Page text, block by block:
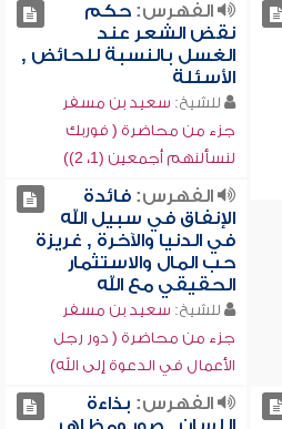
الفهرس:حكم
نقض الشعر عند
الغسل بالنسبة للحائض ,
الأسئلة
للشيخ: سعيد بن مسفر
جزء من محاضرة ( فوربك
لنسألنهم أجمعين (1، 2))
الفهرس:فائدة
الإنفاق في سبيل الله
في الدنيا والآخرة , غريزة
حب المال والاستثمار
الحقيقي مع الله
للشيخ: سعيد بن مسفر
جزء من محاضرة ( دور رجل
الأعمال في الدعوة إلى الله)
الفهرس: بذاءة